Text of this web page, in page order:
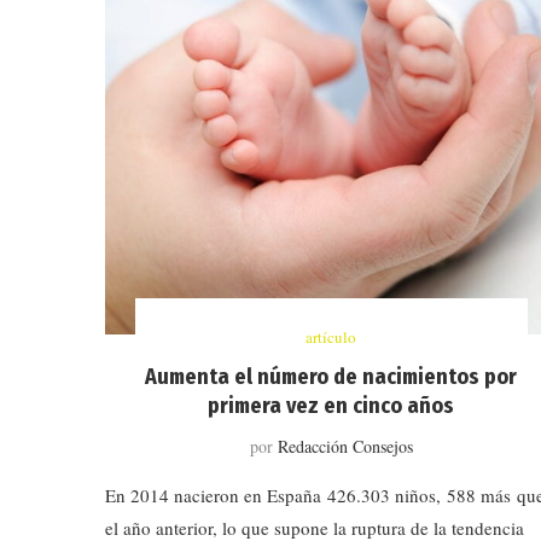
artículo
Aumenta el número de nacimientos por
primera vez en cinco años
por Redacción Consejos
En 2014 nacieron en España 426.303 niños, 588 más
el año anterior, lo que supone la ruptura de la tendencia